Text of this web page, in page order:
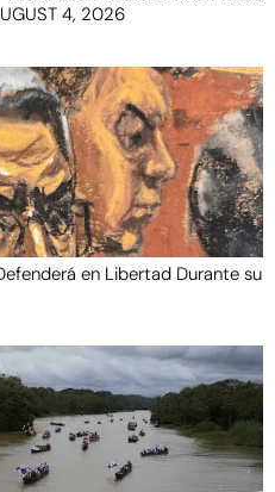
4, 2026
en Libertad Durante su